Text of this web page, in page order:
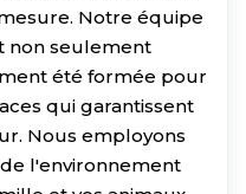
Notre équipe
non seulement
été formée pour
qui garantissent
Nous employons
l'environnement